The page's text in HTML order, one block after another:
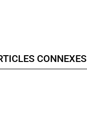
CONNEXES